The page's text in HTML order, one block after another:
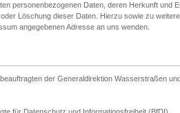
personenbezogenen Daten, deren Herkunft und
Löschung dieser Daten. Hierzu sowie zu
angegebenen Adresse an uns wenden.
der Generaldirektion Wasserstraßen